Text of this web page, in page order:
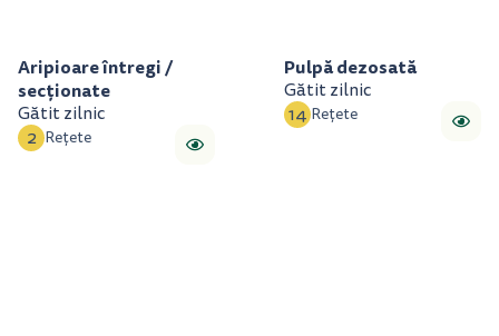
Aripioare întregi /
secționate
Gătit zilnic
2 Rețete
Pulpă dezosată
Gătit zilnic
14 Rețete